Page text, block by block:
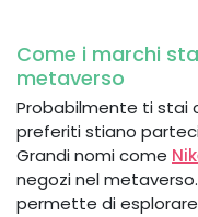
Come i marchi
metaverso
Probabilmente ti stai
preferiti stiano
Grandi nomi come
negozi nel
permette di